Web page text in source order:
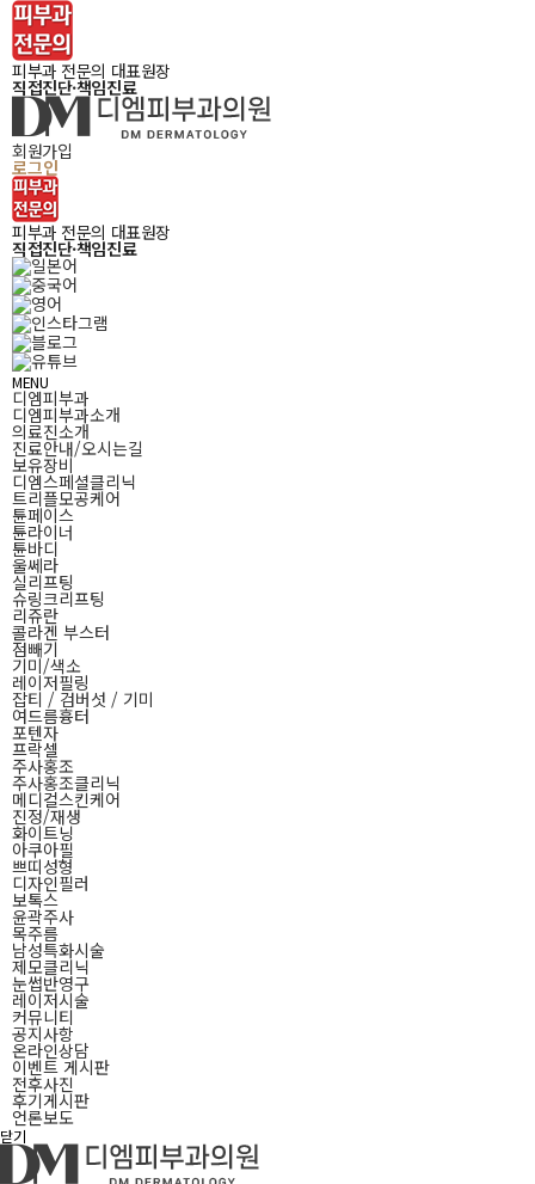
피부과 전문의 대표원장
직접진단·책임진료
회원가입
로그인
피부과 전문의 대표원장
직접진단·책임진료
MENU
디엠피부과
디엠피부과소개
의료진소개
진료안내/오시는길
보유장비
디엠스페셜클리닉
트리플모공케어
튠페이스
튠라이너
튠바디
울쎄라
실리프팅
슈링크리프팅
리쥬란
콜라겐 부스터
점빼기
기미/색소
레이저필링
잡티 / 검버섯 / 기미
여드름흉터
포텐자
프락셀
주사홍조
주사홍조클리닉
메디컬스킨케어
진정/재생
화이트닝
아쿠아필
쁘띠성형
디자인필러
보톡스
윤곽주사
목주름
남성특화시술
제모클리닉
눈썹반영구
레이저시술
커뮤니티
공지사항
온라인상담
이벤트 게시판
전후사진
후기게시판
언론보도
닫기